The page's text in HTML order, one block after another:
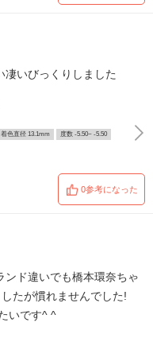
凄いびっくりしました
着色直径 13.1mm 度数 -5.50~ -5.50
0参考になった
ンド違いでも橋本環奈ちゃ
たが慣れませんでした!
いです^ ^